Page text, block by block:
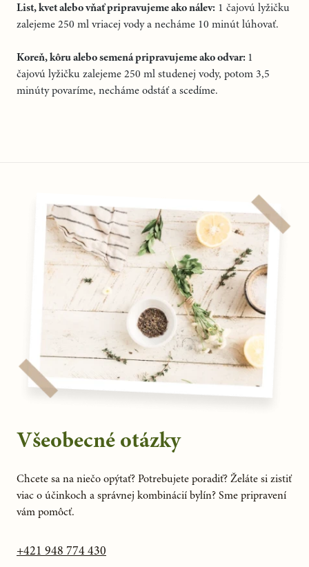
List, kvet alebo vňať pripravujeme ako nálev: 1 čajovú lyžičku
zalejeme 250 ml vriacej vody a necháme 10 minút lúhovať.
Koreň, kôru alebo semená pripravujeme ako odvar: 1
čajovú lyžičku zalejeme 250 ml studenej vody, potom 3,5
minúty povaríme, necháme odstáťa scedíme.
Všeobecné otázky
Chcete sa na niečo opýtať? Potrebujete poradiť? Želáte si zistiť
viac o účinkoch a správnej kombinácií bylín? Sme pripravení
vám pomôcť.
+421 948 774 430